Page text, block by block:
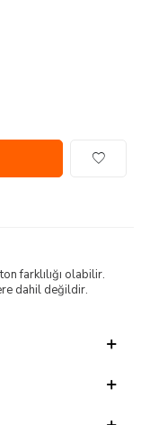
farklılığı olabilir.
dahil değildir.